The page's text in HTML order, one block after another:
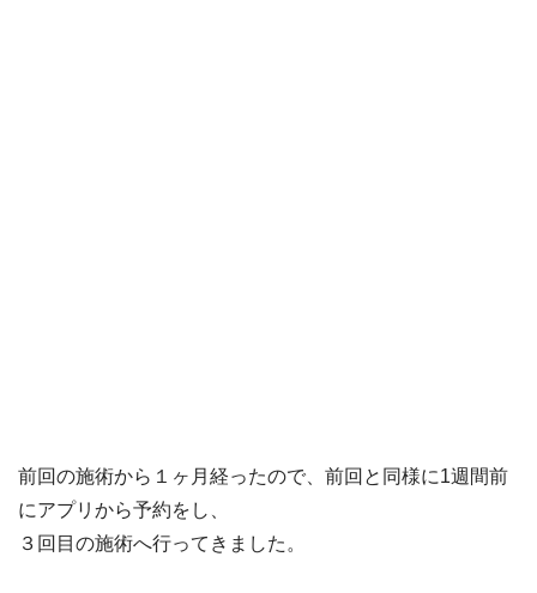
前回の施術から１ヶ月経ったので、前回と同様に1週間前
にアプリから予約をし、
３回目の施術へ行ってきました。